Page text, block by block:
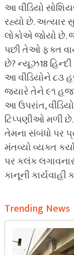
આ વીડિયો
રહ્યો છે. અત્યાર
લોકોએ જોયો
પછી તેઓ ફક્ત
છે? ન્યૂઝ18
આ વીડિયોને ૮૩
જ્યારે તેને ૯૧
આ ઉપરાંત,
ટિપ્પણીઓ મળી
તેમના સંબંધો પર
મંતવ્યો વ્યક્ત
પર કલંક
કાનૂની કાર્યવાહી
Trending News